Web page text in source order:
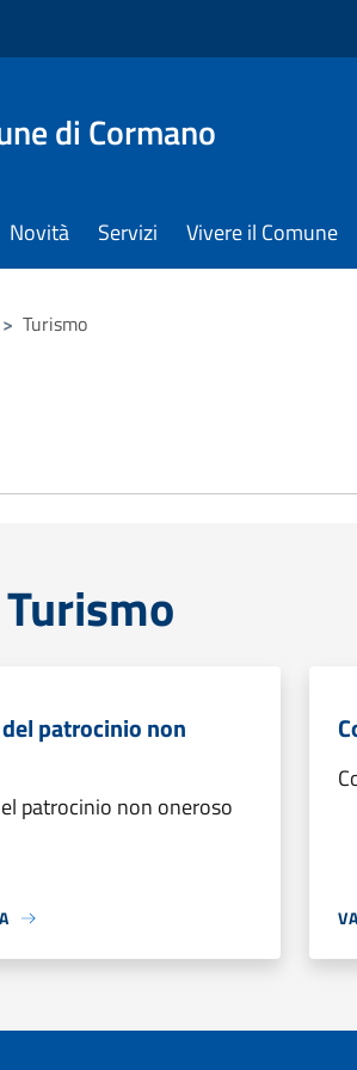
di Cormano
Novità Servizi Vivere il Comune
> Turismo
patrocinio non
patrocinio non oneroso